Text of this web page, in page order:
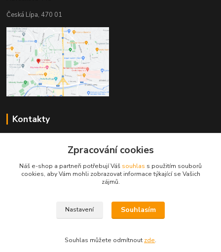
Česká Lípa, 470 01
Kontakty
+420 603 823 376
pelant@cgastro.cz
Zpracování cookies
Náš e-shop a partneři potřebují Váš souhlas s použitím souborů
cookies, aby Vám mohli zobrazovat informace týkající se Vašich
zájmů.
Nastavení Souhlasím
Souhlas můžete odmítnout zde.